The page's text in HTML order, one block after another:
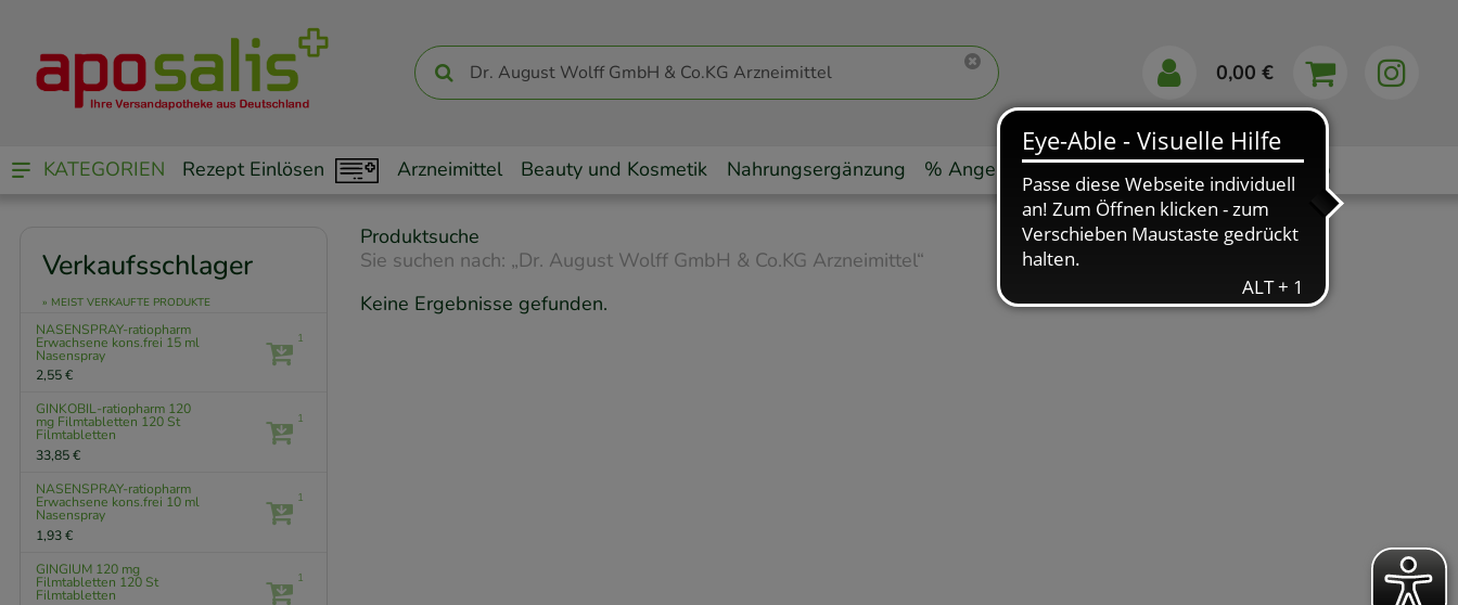
0,00 €
KATEGORIEN Rezept Einlösen Arzneimittel Beauty und Kosmetik Nahrungsergänzung % Angebote Markenshops Ratgeber App
Produktsuche
Sie suchen nach: „Dr. August Wolff GmbH & Co.KG Arzneimittel“
Keine Ergebnisse gefunden.
Verkaufsschlager
» MEIST VERKAUFTE PRODUKTE
NASENSPRAY-ratiopharm
Erwachsene kons.frei 15 ml
Nasenspray
2,55 €
1
GINKOBIL-ratiopharm 120
mg Filmtabletten 120 St
Filmtabletten
33,85 €
1
NASENSPRAY-ratiopharm
Erwachsene kons.frei 10 ml
Nasenspray
1,93 €
1
GINGIUM 120 mg
Filmtabletten 120 St
Filmtabletten
1